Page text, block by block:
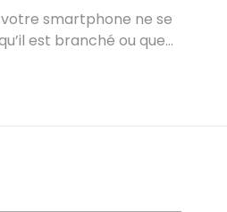
smartphone ne se
est branché ou que…